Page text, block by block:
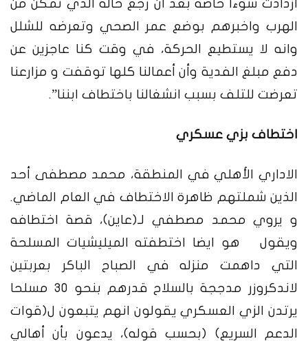
ازدادت سوءا خاصة بعد أن رجع خاله الذي تمكن من
الهرب واخبرهم بوضع عمر الصحي وتعرضه للشلل
وانه لا يستطيع الحركة، في وقت كنا عاجزين عن
دفع مبلغ الفدية وأن أعمالنا كلها توقفت و مزارعنا
تعرضت للتلف بسبب انشغالنا باختطاف ابننا”.
اختطاف بزي عسكري
الاداري الأهلي في المنطقة، محمد مصطفى أحد
الذين شملتهم ظاهرة الاختطاف في العام الماضي.
و يروي محمد مصطفي لـ(عاين)، قصة اختطافه
ويقول هو ايضا اختطفته الميليشيات المسلحة
التي داهمت منزله في الصباح الباكر بعربتين
لاندكروزر مدججة بالسلاح قدرهم بنحو ٣٠ مسلحا
يرتدن الزي العسكري يقولون انهم يتبعون ل(قوات
الدعم السريع) (بحسب قوله)، يدعون بأن أهالي